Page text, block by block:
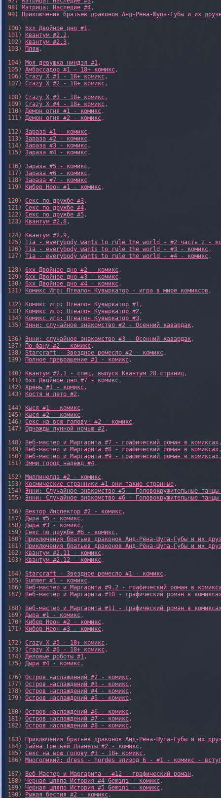
98) Матрица: Наследие #4,
99)
Приключения братьев драконов Анд-Рёна-Шупа-Губы и их
100) 6xx Двойное дно #1,
101)
Квантум #2.2,
102)
Квантум #2.3,
103)
Пляж,
104) Моя девушка ниндзя #1,
105) Амбассадор #1 - 18+ комикс,
106) Crazy X #1 - 18+ комикс,
107) Crazy X #2 - 18+ комикс,
108) Crazy X #3 - 18+ комикс,
109) Crazy X #4 - 18+ комикс,
110) Демон огня #1 - комикс,
111) Демон огня #2 - комикс,
112) Зараза #1 - комикс,
113) Зараза #2 - комикс,
114) Зараза #3 - комикс,
115) Зараза #4 - комикс,
116) Зараза #5 - комикс,
117) Зараза #6 - комикс,
118) Зараза #7 - комикс,
119)
Кибер Неон #1 - комикс,
120) Секс по дружбе #3,
121) Секс по дружбе #4,
122) Секс по дружбе #5,
123)
Квантум #2.8,
124)
Квантум #2.9,
125) Tia - everybody wants to rule the world - #2 часть 2 -
126) Tia - everybody wants to rule the world - #3 - комикс,
127) Tia - everybody wants to rule the world - #4 - комикс,
128) 6xx Двойное дно #2 - комикс,
129) 6xx Двойное дно #3 - комикс,
130) 6xx Двойное дно #4 - комикс,
131)
Комикс Игр: Птеалон Кувыркатор - игра в мире комиксов ,
132)
Комикс игр: Птеалон Кувыркатор #1,
133)
Комикс игр: Птеалон Кувыркатор #2,
134)
Комикс игр: Птеалон Кувыркатор #3,
135) Энни: случайное знакомство #2 - Осенний кавардак,
136) Энни: случайное знакомство #3 - Осенний кавардак,
137)
По фану #2 - комикс,
138) Starcraft - Звездное ремесло #2 - комикс,
139)
Полное превращение #1 - комикс,
140)
Квантум #2.1 - спец. выпуск Квантум 28 страниц,
141) 6xx Двойное дно #7 - комикс,
142) Хрень #1 - комикс,
143)
Костя и лето #2,
144)
Кыся #1 - комикс,
145)
Кыся #2 - комикс,
146) Секс на всю голову! #2 - комикс,
147) Однажды лунной ночью #2,
148)
Веб-мастер и Маргарита #7 - графический роман в комиксах
149)
Веб-мастер и Маргарита #8 - графический роман в комиксах
150)
Веб-мастер и Маргарита #9 - графический роман в комиксах
151) Эмми город надежд #4,
152) Миллинелла #2 - комикс,
153)
Космические странники #1 они такие странные,
154) Энни: Случайное знакомство #5 - Головокружительные
155) Энни: Случайное знакомство #6 - Головокружительные
156)
Вектор Инспектор #2 - комикс,
157) Дыра #5 - комикс,
158) Дыра #3 - комикс,
159) Секс по дружбе #6 - комикс,
160)
Приключения братьев драконов Анд-Рёна-Шупа-Губы и их
161)
Приключения братьев драконов Анд-Рёна-Шупа-Губы и их
162)
Квантум #2.11 - комикс,
163)
Квантум #2.12 - комикс,
164) Starcraft - Звездное ремесло #1 - комикс,
165) Summer #1 - комикс,
166)
Веб-мастер и Маргарита #9.2 - графический роман в
167)
Веб-мастер и Маргарита #10 - графический роман в
168)
Веб-мастер и Маргарита #11 - графический роман в
169) Дыра #1 - комикс,
170)
Кибер Неон #2 - комикс,
171)
Кибер Неон #3 - комикс,
172) Crazy X #5 - 18+ комикс,
173) Crazy X #6 - 18+ комикс,
174) Деловые роботы #1,
175) Дыра #4 - комикс,
176) Остров наслаждений #2 - комикс,
177) Остров наслаждений #3 - комикс,
178) Остров наслаждений #4 - комикс,
179) Остров наслаждений #5 - комикс,
180) Остров наслаждений #6 - комикс,
181) Остров наслаждений #7 - комикс,
182) Остров наслаждений #8 - комикс,
183)
Приключения братьев драконов Анд-Рёна-Шупа-Губы и их
184) Тайна Третьей Планеты #2 - комикс,
185) Секс на всю голову #3 - 18+ комикс,
186) Многоликий: dress - hordes эпизод 6 - #1 - комикс -
187)
Веб-Мастер и Маргарита - #12 - графический роман,
188) Черная шляпа История #4 Gemini - комикс,
189) Черная шляпа История #5 Gemini - комикс,
190)
Рыжая бестия #2 - комикс,